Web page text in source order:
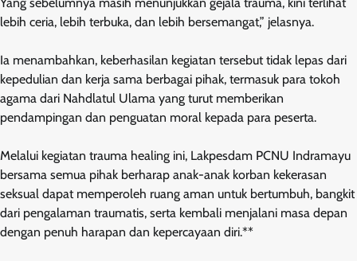
lebih ceria, lebih terbuka, dan lebih bersemangat,” jelasnya.
Ia menambahkan, keberhasilan kegiatan tersebut tidak lepas dari
kepedulian dan kerja sama berbagai pihak, termasuk para tokoh
agama dari Nahdlatul Ulama yang turut memberikan
pendampingan dan penguatan moral kepada para peserta.
Melalui kegiatan trauma healing ini, Lakpesdam PCNU Indramayu
bersama semua pihak berharap anak-anak korban kekerasan
seksual dapat memperoleh ruang aman untuk bertumbuh, bangkit
dari pengalaman traumatis, serta kembali menjalani masa depan
dengan penuh harapan dan kepercayaan diri.**